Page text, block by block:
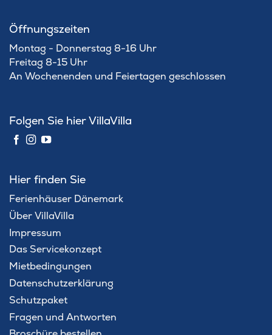
Öffnungszeiten
Montag - Donnerstag 8-16 Uhr
Freitag 8-15 Uhr
An Wochenenden und Feiertagen geschlossen
Folgen Sie hier VillaVilla
Hier finden Sie
Ferienhäuser Dänemark
Über VillaVilla
Impressum
Das Servicekonzept
Mietbedingungen
Datenschutzerklärung
Schutzpaket
Fragen und Antworten